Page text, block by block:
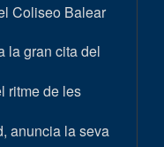
Coliseo Balear
la gran cita del
ritme de les
anuncia la seva